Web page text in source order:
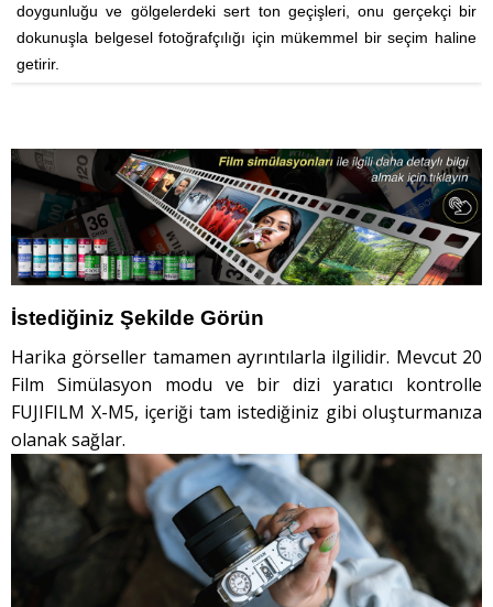
gerçekçi bir
bir seçim haline
sağlar. Doygunluğu azaltırken, vurgu ve
ayarlayarak renklere derinlik ve tanım katar.
İstediğiniz Şekilde Görün
Harika görseller tamamen ayrıntılarla ilgilidir. Mevcut 20
Film Simülasyon modu ve bir dizi yaratıcı kontrolle
FUJIFILM X-M5, içeriği tam istediğiniz gibi oluşturmanıza
olanak sağlar.